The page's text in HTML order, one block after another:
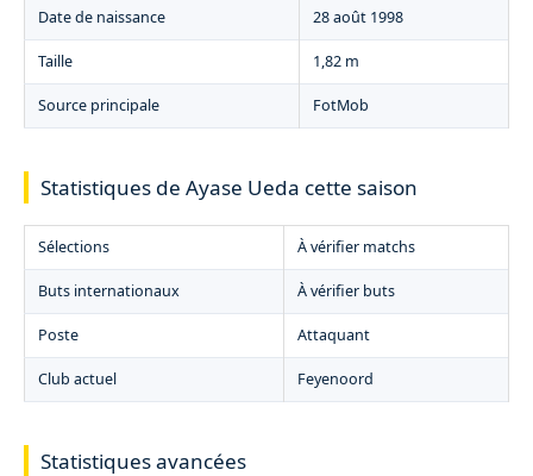
Date de naissance 28 août 1998
Taille 1,82 m
Source principale FotMob
Statistiques de Ayase Ueda cette saison
Sélections À vérifier matchs
Buts internationaux À vérifier buts
Poste Attaquant
Club actuel Feyenoord
Statistiques avancées